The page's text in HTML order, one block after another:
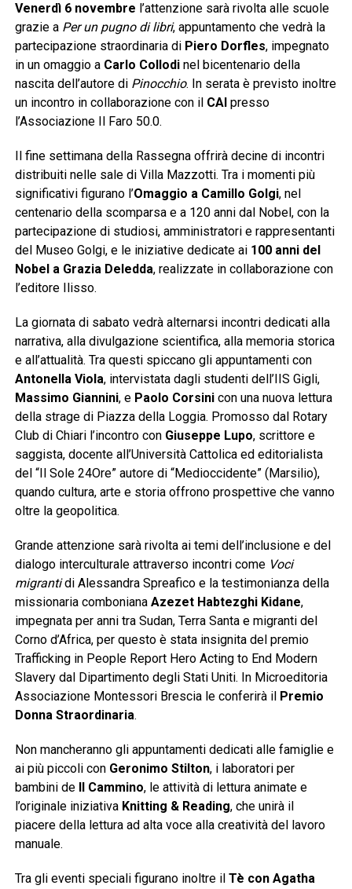
Venerdì 6 novembre l’attenzione sarà rivolta alle scuole
grazie a Per un pugno di libri, appuntamento che vedrà la
partecipazione straordinaria di Piero Dorfles, impegnato
in un omaggio a Carlo Collodinel bicentenario della
nascita dell’autore di Pinocchio. In serata è previsto inoltre
un incontro in collaborazione con il CAI presso
l’Associazione Il Faro 50.0.
Il fine settimana della Rassegna offrirà decine di incontri
distribuiti nelle sale di Villa Mazzotti. Tra i momenti più
significativi figurano l’Omaggio a Camillo Golgi, nel
centenario della scomparsa e a 120 anni dal Nobel, con la
partecipazione di studiosi, amministratori e rappresentanti
del Museo Golgi, e le iniziative dedicate ai 100 anni del
Nobel a Grazia Deledda, realizzate in collaborazione con
l’editore Ilisso.
La giornata di sabato vedrà alternarsi incontri dedicati alla
narrativa, alla divulgazione scientifica, alla memoria storica
e all’attualità. Tra questi spiccano gli appuntamenti con
Antonella Viola, intervistata dagli studenti dell’IIS Gigli,
Massimo Giannini, e Paolo Corsinicon una nuova lettura
della strage di Piazza della Loggia. Promosso dal Rotary
Club di Chiari l’incontro con Giuseppe Lupo, scrittore e
saggista, docente all’Università Cattolica ed editorialista
del “Il Sole 24Ore” autore di “Medioccidente” (Marsilio),
quando cultura, arte e storia offrono prospettive che vanno
oltre la geopolitica.
Grande attenzione sarà rivolta ai temi dell’inclusione e del
dialogo interculturale attraverso incontri come Voci
migrantidi Alessandra Spreafico e la testimonianza della
missionaria comboniana Azezet Habtezghi Kidane,
impegnata per anni tra Sudan, Terra Santa e migranti del
Corno d’Africa, per questo è stata insignita del premio
Trafficking in People Report Hero Acting to End Modern
Slavery dal Dipartimento degli Stati Uniti. In Microeditoria
Associazione Montessori Brescia le conferirà il Premio
Donna Straordinaria.
Non mancheranno gli appuntamenti dedicati alle famiglie e
ai più piccoli con Geronimo Stilton, i laboratori per
bambini de
Il Cammino, le attività di lettura animate e
l’originale iniziativa Knitting & Reading, che unirà il
piacere della lettura ad alta voce alla creatività del lavoro
manuale.
Tra gli eventi speciali figurano inoltre il Tè con Agatha